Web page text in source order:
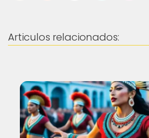
Articulos relacionados: